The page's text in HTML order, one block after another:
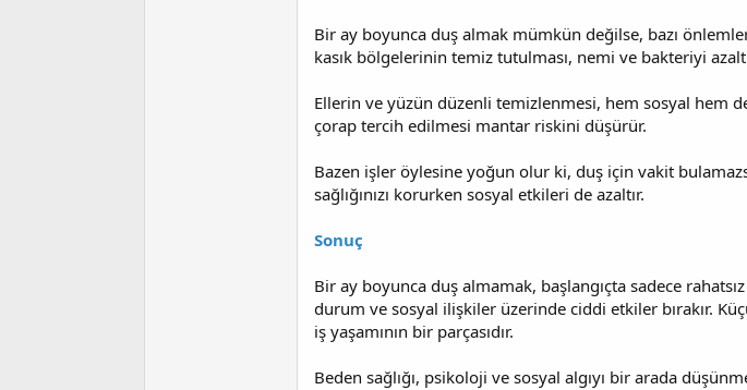
Bir ay boyunca duş almak mümkün değilse, bazı
kasık bölgelerinin temiz tutulması, nemi ve bakteriyi
Ellerin ve yüzün düzenli temizlenmesi, hem sosyal hem
çorap tercih edilmesi mantar riskini düşürür.
Bazen işler öylesine yoğun olur ki, duş için vakit
sağlığınızı korurken sosyal etkileri de azaltır.
Sonuç
Bir ay boyunca duş almamak, başlangıçta sadece
durum ve sosyal ilişkiler üzerinde ciddi etkiler bırakır.
iş yaşamının bir parçasıdır.
Beden sağlığı, psikoloji ve sosyal algıyı bir arada